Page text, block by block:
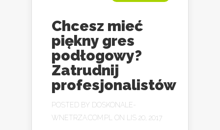
Chcesz mieć
piękny gres
podłogowy?
Zatrudnij
profesjonalistów
POSTED BY DOSKONALE-
WNETRZA.COM.PL
ON LIS 20, 2017